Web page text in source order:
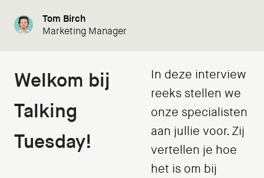
Tom Birch
Marketing Manager
Welkom bij
Talking
Tuesday!
In deze interview
reeks stellen we
onze specialisten
aan jullie voor. Zij
vertellen je hoe
het is om bij